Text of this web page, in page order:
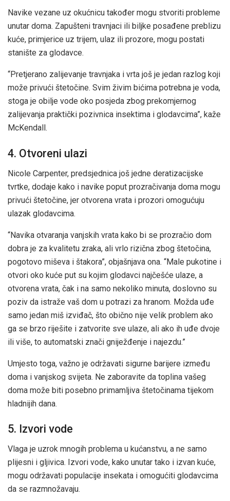
Navike vezane uz okućnicu također mogu stvoriti probleme
unutar doma. Zapušteni travnjaci ili biljke posađene preblizu
kuće, primjerice uz trijem, ulaz ili prozore, mogu postati
stanište za glodavce.
“Pretjerano zalijevanje travnjaka i vrta još je jedan razlog koji
može privući štetočine. Svim živim bićima potrebna je voda,
stoga je obilje vode oko posjeda zbog prekomjernog
zalijevanja praktički pozivnica insektima i glodavcima”, kaže
McKendall.
4. Otvoreni ulazi
Nicole Carpenter, predsjednica još jedne deratizacijske
tvrtke, dodaje kako i navike poput prozračivanja doma mogu
privući štetočine, jer otvorena vrata i prozori omogućuju
ulazak glodavcima.
“Navika otvaranja vanjskih vrata kako bi se prozračio dom
dobra je za kvalitetu zraka, ali vrlo rizična zbog štetočina,
pogotovo miševa i štakora”, objašnjava ona. “Male pukotine i
otvori oko kuće put su kojim glodavci najčešće ulaze, a
otvorena vrata, čak i na samo nekoliko minuta, doslovno su
poziv da istraže vaš dom u potrazi za hranom. Možda uđe
samo jedan miš izviđač, što obično nije velik problem ako
ga se brzo riješite i zatvorite sve ulaze, ali ako ih uđe dvoje
ili više, to automatski znači gniježđenje i najezdu.”
Umjesto toga, važno je održavati sigurne barijere između
doma i vanjskog svijeta. Ne zaboravite da toplina vašeg
doma može biti posebno primamljiva štetočinama tijekom
hladnijih dana.
5. Izvori vode
Vlaga je uzrok mnogih problema u kućanstvu, a ne samo
plijesni i gljivica. Izvori vode, kako unutar tako i izvan kuće,
mogu održavati populacije insekata i omogućiti glodavcima
da se razmnožavaju.